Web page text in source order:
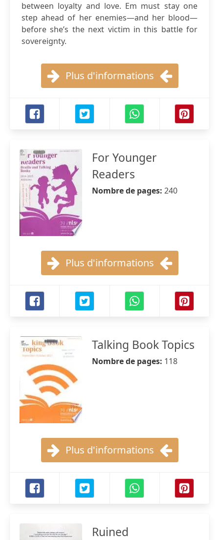
between loyalty and love. Em must stay one
step ahead of her enemies—and her blood—
before she’s the next victim in this battle for
sovereignty.
Plus d'informations
For Younger
Readers
Nombre de pages: 240
Plus d'informations
Talking Book Topics
Nombre de pages: 118
Plus d'informations
Ruined